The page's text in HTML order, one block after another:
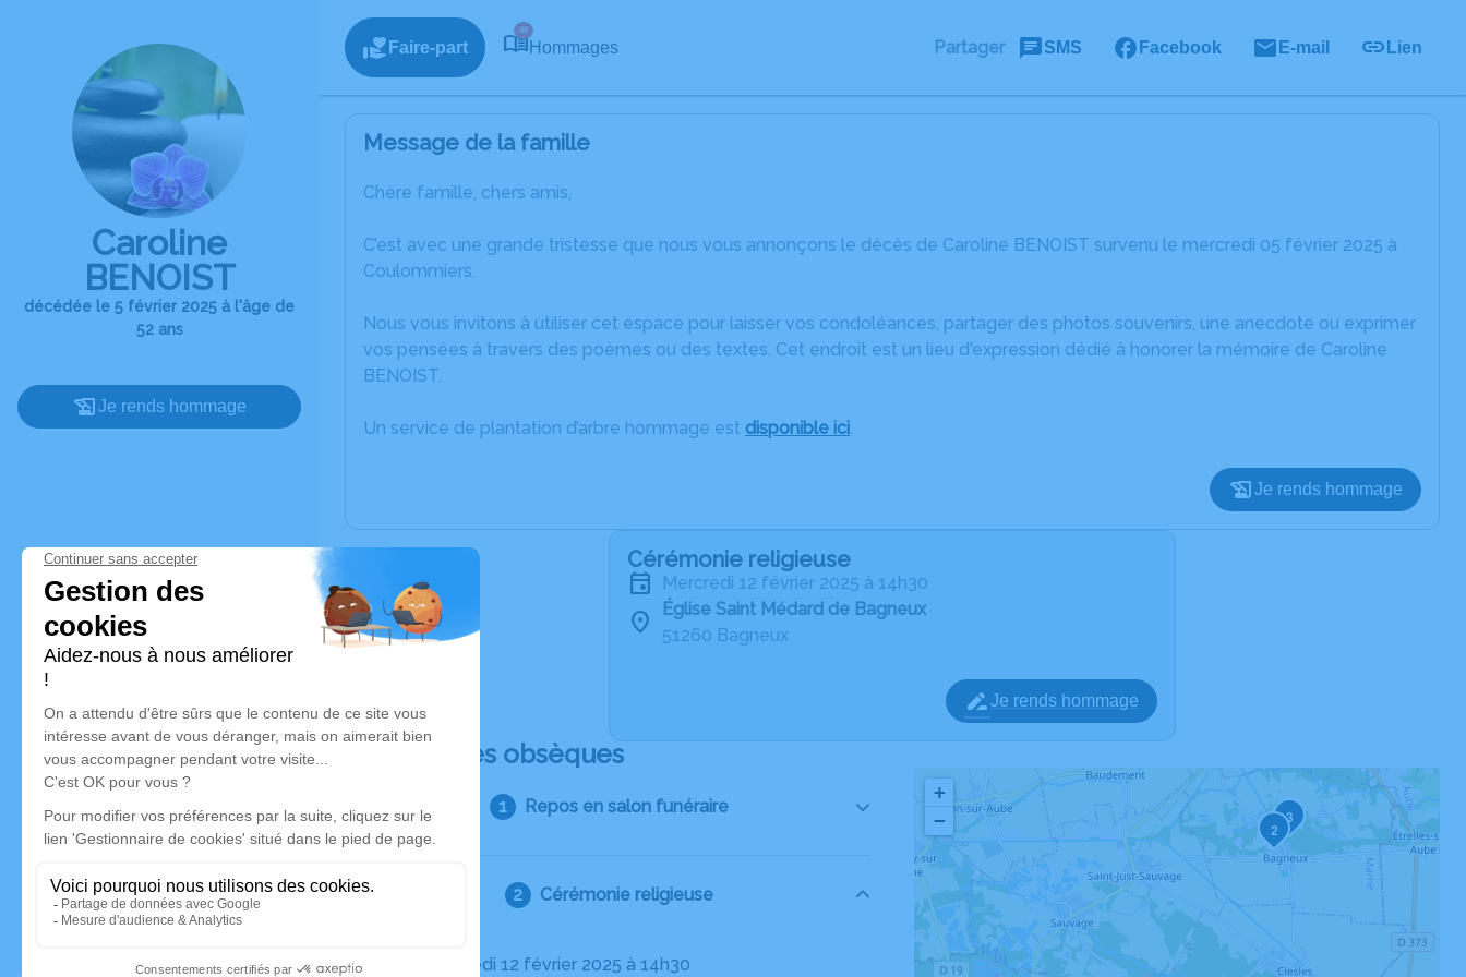
Caroline
BENOIST
décédée le 5 février 2025 à l'âge de
52 ans
Je rends hommage
Faire-part
48
Hommages Partager SMS Facebook E-mail Lien
Message de la famille
Chère famille, chers amis,
C’est avec une grande tristesse que nous vous annonçons le décès de Caroline BENOIST survenu le mercredi 05 février 2025 à
Coulommiers.
Nous vous invitons à utiliser cet espace pour laisser vos condoléances, partager des photos souvenirs, une anecdote ou exprimer
vos pensées à travers des poèmes ou des textes. Cet endroit est un lieu d'expression dédié à honorer la mémoire de Caroline
BENOIST.
Un service de plantation d’arbre hommage est disponible ici.
Je rends hommage
Cérémonie religieuse
mercredi 12 février 2025 à 14h30
Église Saint Médard de Bagneux
51260 Bagneux
Je rends hommage
Déroulé des obsèques
Repos en salon funéraire
Cérémonie religieuse
Le mercredi 12 février 2025 à 14h30
2
3
+
−